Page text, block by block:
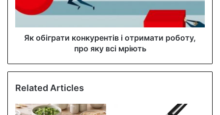
Як обіграти конкурентів і отримати роботу,
про яку всі мріють
Related Articles